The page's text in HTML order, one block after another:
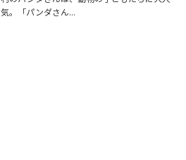
気。「パンダさん...